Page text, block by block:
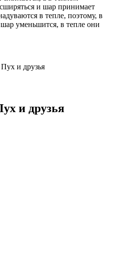
и шар принимает
в тепле, поэтому, в
уменьшится, в тепле они
и друзья
и друзья